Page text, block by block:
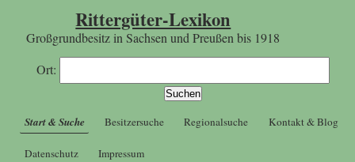
Rittergüter-Lexikon
Großgrundbesitz in Sachsen und Preußen bis 1918
Ort:
Start & Suche Besitzersuche Regionalsuche Kontakt & Blog
Datenschutz Impressum